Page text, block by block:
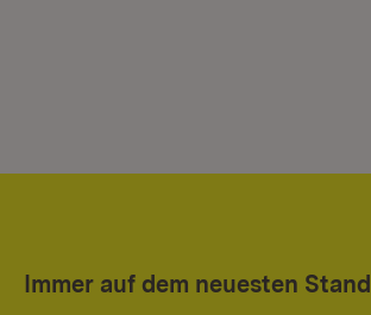
Immer auf dem neuesten Stand